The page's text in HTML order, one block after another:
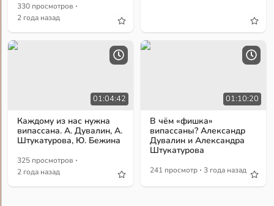
330 просмотров ·
2 года назад
01:04:42
Каждому из нас нужна
випассана. А. Дувалин, А.
Штукатурова, Ю. Бежина
325 просмотров ·
2 года назад
01:10:20
В чём «фишка»
випассаны? Александр
Дувалин и Александра
Штукатурова
241 просмотр · 3 года назад